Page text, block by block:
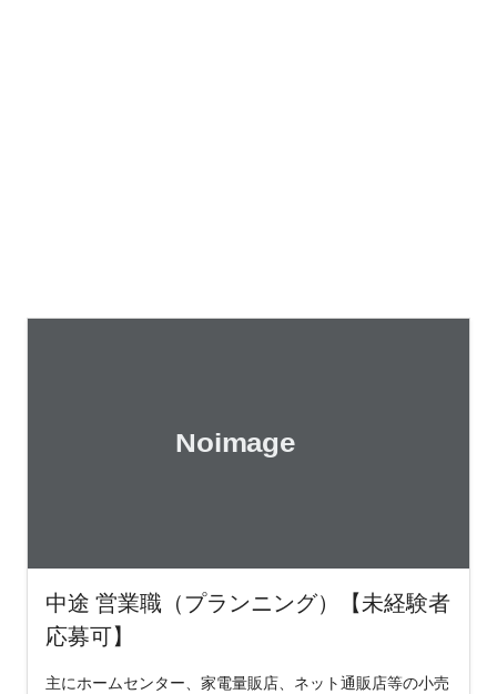
中途 営業職（プランニング）【未経験者
応募可】
主にホームセンター、家電量販店、ネット通販店等の小売